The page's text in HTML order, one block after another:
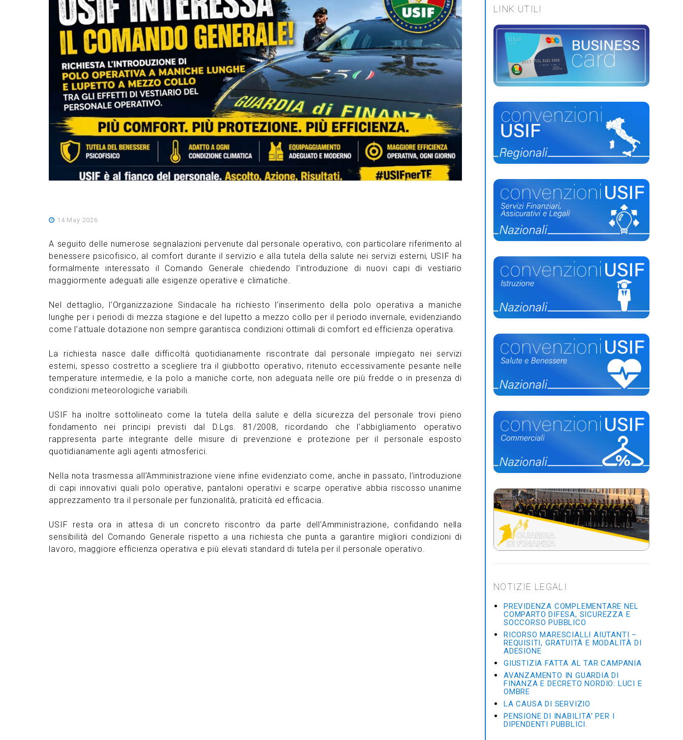
14 May 2026
A seguito delle numerose segnalazioni pervenute dal personale operativo, con particolare riferimento al
benessere psicofisico, al comfort durante il servizio e alla tutela della salute nei servizi esterni, USIF ha
formalmente interessato il Comando Generale chiedendo l’introduzione di nuovi capi di vestiario
maggiormente adeguati alle esigenze operative e climatiche.
Nel dettaglio, l’Organizzazione Sindacale ha richiesto l’inserimento della polo operativa a maniche
lunghe per i periodi di mezza stagione e del lupetto a mezzo collo per il periodo invernale, evidenziando
come l’attuale dotazione non sempre garantisca condizioni ottimali di comfort ed efficienza operativa.
La richiesta nasce dalle difficoltà quotidianamente riscontrate dal personale impiegato nei servizi
esterni, spesso costretto a scegliere tra il giubbotto operativo, ritenuto eccessivamente pesante nelle
temperature intermedie, e la polo a maniche corte, non adeguata nelle ore più fredde o in presenza di
condizioni meteorologiche variabili.
USIF ha inoltre sottolineato come la tutela della salute e della sicurezza del personale trovi pieno
fondamento nei principi previsti dal D.Lgs. 81/2008, ricordando che l’abbigliamento operativo
rappresenta parte integrante delle misure di prevenzione e protezione per il personale esposto
quotidianamente agli agenti atmosferici.
Nella nota trasmessa all’Amministrazione viene infine evidenziato come, anche in passato, l’introduzione
di capi innovativi quali polo operative, pantaloni operativi e scarpe operative abbia riscosso unanime
apprezzamento tra il personale per funzionalità, praticità ed efficacia.
USIF resta ora in attesa di un concreto riscontro da parte dell’Amministrazione, confidando nella
sensibilità del Comando Generale rispetto a una richiesta che punta a garantire migliori condizioni di
lavoro, maggiore efficienza operativa e più elevati standard di tutela per il personale operativo.
LINK UTILI
NOTIZIE LEGALI
PREVIDENZA COMPLEMENTARE NEL
COMPARTO DIFESA, SICUREZZA E
SOCCORSO PUBBLICO
RICORSO MARESCIALLI AIUTANTI –
REQUISITI, GRATUITÀ E MODALITÀ DI
ADESIONE
GIUSTIZIA FATTA AL TAR CAMPANIA
AVANZAMENTO IN GUARDIA DI
FINANZA E DECRETO NORDIO: LUCI E
OMBRE
LA CAUSA DI SERVIZIO
PENSIONE DI INABILITA' PER I
DIPENDENTI PUBBLICI.